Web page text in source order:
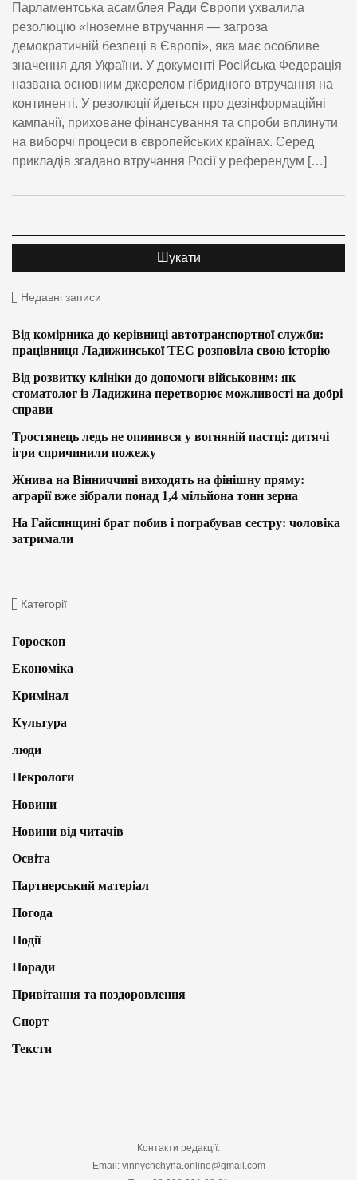
Парламентська асамблея Ради Європи ухвалила
резолюцію «Іноземне втручання — загроза
демократичній безпеці в Європі», яка має особливе
значення для України. У документі Російська Федерація
названа основним джерелом гібридного втручання на
континенті. У резолюції йдеться про дезінформаційні
кампанії, приховане фінансування та спроби вплинути
на виборчі процеси в європейських країнах. Серед
прикладів згадано втручання Росії у референдум […]
Недавні записи
Від комірника до керівниці автотранспортної служби:
працівниця Ладижинської ТЕС розповіла свою історію
Від розвитку клініки до допомоги військовим: як
стоматолог із Ладижина перетворює можливості на добрі
справи
Тростянець ледь не опинився у вогняній пастці: дитячі
ігри спричинили пожежу
Жнива на Вінниччині виходять на фінішну пряму:
аграрії вже зібрали понад 1,4 мільйона тонн зерна
На Гайсинщині брат побив і пограбував сестру: чоловіка
затримали
Категорії
Гороскоп
Економіка
Кримінал
Культура
люди
Некрологи
Новини
Новини від читачів
Освіта
Партнерський матеріал
Погода
Події
Поради
Привітання та поздоровлення
Спорт
Тексти
Контакти редакції:
Email: vinnychchyna.online@gmail.com